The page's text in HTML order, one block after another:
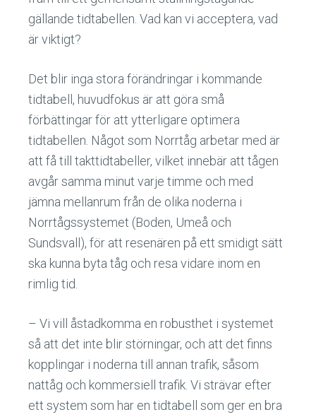
gällande tidtabellen. Vad kan vi acceptera, vad
är viktigt?
Det blir inga stora förändringar i kommande
tidtabell, huvudfokus är att göra små
förbättingar för att ytterligare optimera
tidtabellen. Något som Norrtåg arbetar med är
att få till takttidtabeller, vilket innebär att tågen
avgår samma minut varje timme och med
jämna mellanrum från de olika noderna i
Norrtågssystemet (Boden, Umeå och
Sundsvall), för att resenären på ett smidigt sätt
ska kunna byta tåg och resa vidare inom en
rimlig tid.
– Vi vill åstadkomma en robusthet i systemet
så att det inte blir störningar, och att det finns
kopplingar i noderna till annan trafik, såsom
nattåg och kommersiell trafik. Vi strävar efter
ett system som har en tidtabell som ger en bra